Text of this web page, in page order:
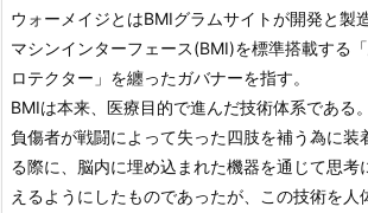
ウォーメイジとはBMIグラムサイトが開発と製
マシンインターフェース(BMI)を標準搭載する
ロテクター」を纏ったガバナーを指す。
BMIは本来、医療目的で進んだ技術体系である。
負傷者が戦闘によって失った四肢を補う為に装
る際に、脳内に埋め込まれた機器を通じて思考
えるようにしたものであったが、この技術を人